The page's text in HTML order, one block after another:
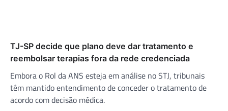
TJ-SP decide que plano deve dar tratamento e
reembolsar terapias fora da rede credenciada
Embora o Rol da ANS esteja em análise no STJ, tribunais
têm mantido entendimento de conceder o tratamento de
acordo com decisão médica.